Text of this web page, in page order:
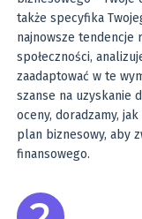
także specyfika
najnowsze
społeczności,
zaadaptować w te
szanse na uzyskanie
oceny, doradzamy,
plan biznesowy, aby
finansowego.